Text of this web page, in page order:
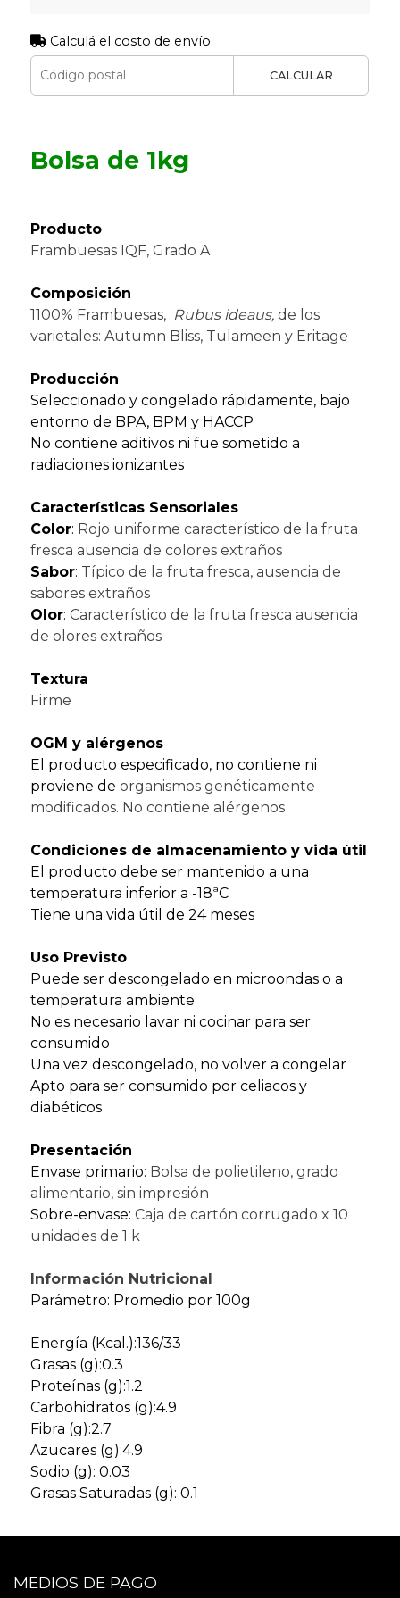
Calculá el costo de envío
CALCULAR
Bolsa de 1kg
Producto
Frambuesas IQF, Grado A
Composición
1100% Frambuesas, Rubus ideaus, de los
varietales: Autumn Bliss, Tulameen y Eritage
Producción
Seleccionado y congelado rápidamente, bajo
entorno de BPA, BPM y HACCP
No contiene aditivos ni fue sometido a
radiaciones ionizantes
Características Sensoriales
Color: Rojo uniforme característico de la fruta
fresca ausencia de colores extraños
Sabor: Típico de la fruta fresca, ausencia de
sabores extraños
Olor: Característico de la fruta fresca ausencia
de olores extraños
Textura
Firme
OGM y alérgenos
El producto especificado, no contiene ni
proviene de organismos genéticamente
modificados. No contiene alérgenos
Condiciones de almacenamiento y vida útil
El producto debe ser mantenido a una
temperatura inferior a -18ªC
Tiene una vida útil de 24 meses
Uso Previsto
Puede ser descongelado en microondas o a
temperatura ambiente
No es necesario lavar ni cocinar para ser
consumido
Una vez descongelado, no volver a congelar
Apto para ser consumido por celiacos y
diabéticos
Presentación
Envase primario: Bolsa de polietileno, grado
alimentario, sin impresión
Sobre-envase: Caja de cartón corrugado x 10
unidades de 1 k
Información Nutricional
Parámetro: Promedio por 100g
Energía (Kcal.):136/33
Grasas (g):0.3
Proteínas (g):1.2
Carbohidratos (g):4.9
Fibra (g):2.7
Azucares (g):4.9
Sodio (g): 0.03
Grasas Saturadas (g): 0.1
MEDIOS DE PAGO